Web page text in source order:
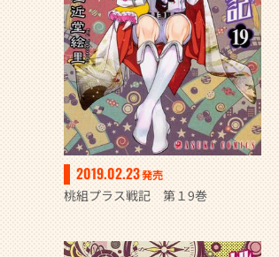
2019.02.23発売
桃組プラス戦記 第１9巻